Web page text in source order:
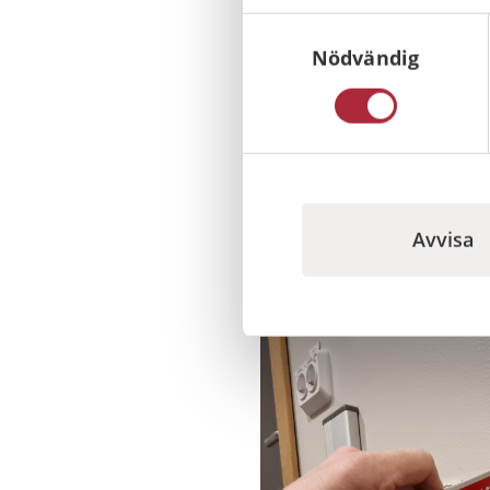
Nödvändig
Avvisa
ut, såvida man inte vill
Verkstadsgenomgång
och när denna tid
Brandfast